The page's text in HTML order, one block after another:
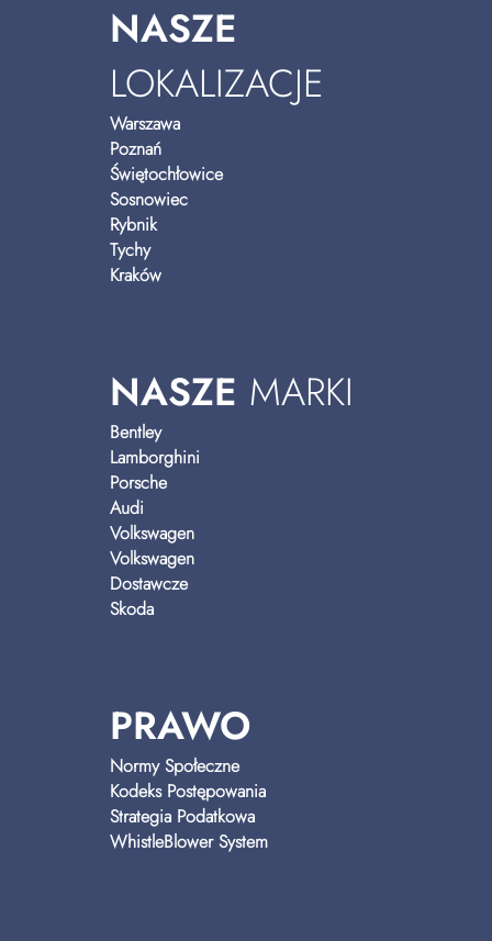
NASZE
LOKALIZACJE
Warszawa
Poznań
Świętochłowice
Sosnowiec
Rybnik
Tychy
Kraków
NASZE MARKI
Bentley
Lamborghini
Porsche
Audi
Volkswagen
Volkswagen
Dostawcze
Skoda
PRAWO
Normy Społeczne
Kodeks Postępowania
Strategia Podatkowa
WhistleBlower System